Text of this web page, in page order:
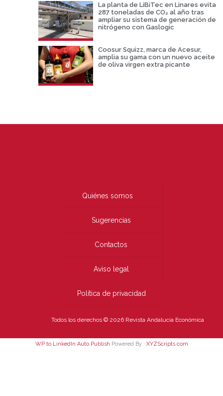
La planta de LiBiTec en Linares evita
287 toneladas de CO₂ al año tras
ampliar su sistema de generación de
nitrógeno con Gaslogic
Coosur Squizz, marca de Acesur,
amplia su gama con un nuevo aceite
de oliva virgen extra picante
Quiénes somos
Sugerencias
Contactos
Aviso legal
Política de privacidad
Todos los derechos © 2026 Revista Andalucía Económica
WP to LinkedIn Auto Publish Powered By : XYZScripts.com